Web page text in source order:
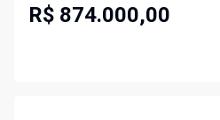
R$ 874.000,00